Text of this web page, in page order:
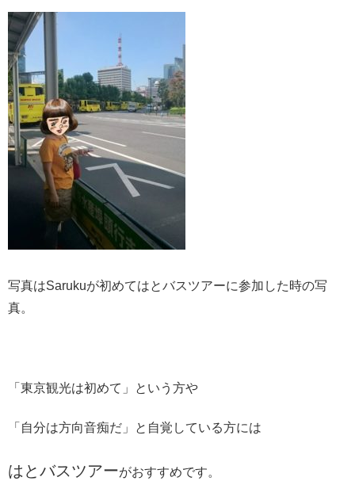
写真はSarukuが初めてはとバスツアーに参加した時の写
真。
「東京観光は初めて」という方や
「自分は方向音痴だ」と自覚している方には
はとバスツアーがおすすめです。